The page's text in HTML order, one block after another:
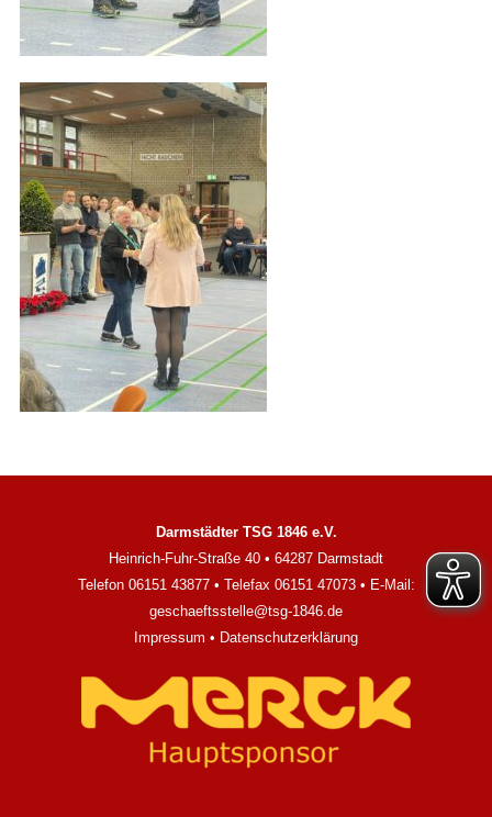
Darmstädter TSG 1846 e.V.
Heinrich-Fuhr-Straße 40 • 64287 Darmstadt
Telefon 06151 43877 • Telefax 06151 47073 • E-Mail:
geschaeftsstelle@tsg-1846.de
Impressum • Datenschutzerklärung